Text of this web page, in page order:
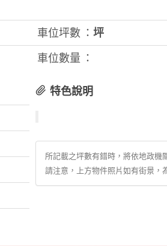
車位坪數 ： 坪
車位數量 ：
特色說明
所記載之坪數有錯時，將依地政機
請注意，上方物件照片如有街景，